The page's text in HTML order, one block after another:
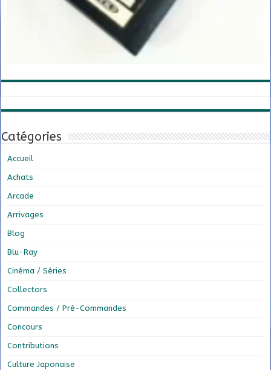
Catégories
Accueil
Achats
Arcade
Arrivages
Blog
Blu-Ray
Cinéma / Séries
Collectors
Commandes / Pré-Commandes
Concours
Contributions
Culture Japonaise